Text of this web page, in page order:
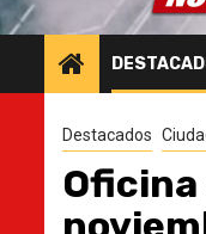
Destacados
Oficina